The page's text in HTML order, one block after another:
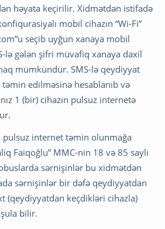
həyata keçirilir. Xidmətdən istifadə
mobil cihazın “Wi-Fi”
seçib uyğun xanaya mobil
lə gələn şifri müvafiq xanaya daxil
mümkündür. SMS-lə qeydiyyat
edilməsinə hesablanıb və
1 (bir) cihazın pulsuz internetə
pulsuz internet təmin olunmağa
Faiqoğlu” MMC-nin 18 və 85 saylı
sərnişinlər bu xidmətdən
sərnişinlər bir dəfə qeydiyyatdan
(qeydiyyatdan keçdikləri cihazla)
bilir.